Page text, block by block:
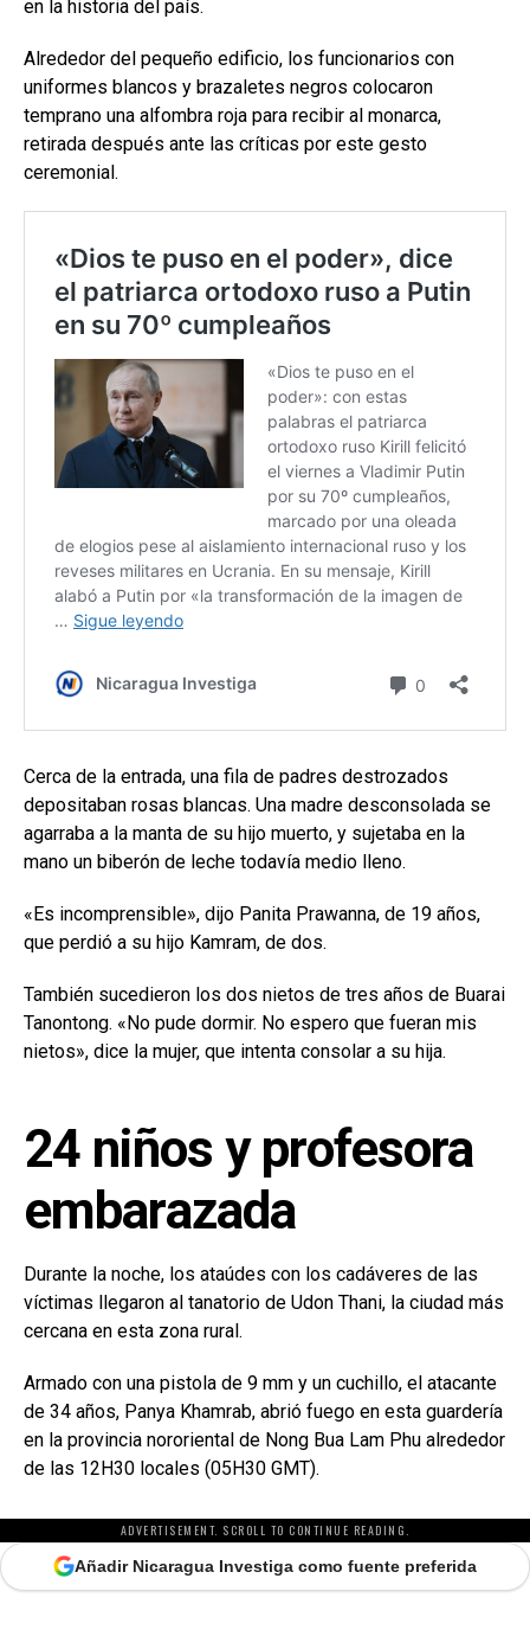
en la historia del país.
Alrededor del pequeño edificio, los funcionarios con
uniformes blancos y brazaletes negros colocaron
temprano una alfombra roja para recibir al monarca,
retirada después ante las críticas por este gesto
ceremonial.
Cerca de la entrada, una fila de padres destrozados
depositaban rosas blancas. Una madre desconsolada se
agarraba a la manta de su hijo muerto, y sujetaba en la
mano un biberón de leche todavía medio lleno.
«Es incomprensible», dijo Panita Prawanna, de 19 años,
que perdió a su hijo Kamram, de dos.
También sucedieron los dos nietos de tres años de Buarai
Tanontong. «No pude dormir. No espero que fueran mis
nietos», dice la mujer, que intenta consolar a su hija.
24 niños y profesora
embarazada
Durante la noche, los ataúdes con los cadáveres de las
víctimas llegaron al tanatorio de Udon Thani, la ciudad más
cercana en esta zona rural.
Armado con una pistola de 9 mm y un cuchillo, el atacante
de 34 años, Panya Khamrab, abrió fuego en esta guardería
en la provincia nororiental de Nong Bua Lam Phu alrededor
de las 12H30 locales (05H30 GMT).
ADVERTISEMENT. SCROLL TO CONTINUE READING.
Añadir Nicaragua Investiga como fuente preferida